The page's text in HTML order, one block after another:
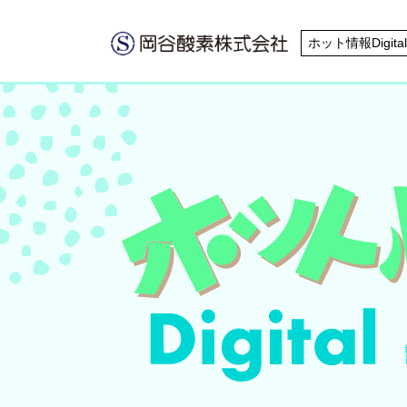
ホット情報Digital